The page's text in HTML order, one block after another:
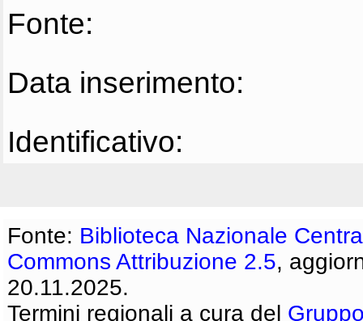
Fonte:
Data inserimento:
Identificativo:
Fonte: Biblioteca Nazionale
Commons Attribuzione 2.5,
20.11.2025.
Termini regionali a cura del